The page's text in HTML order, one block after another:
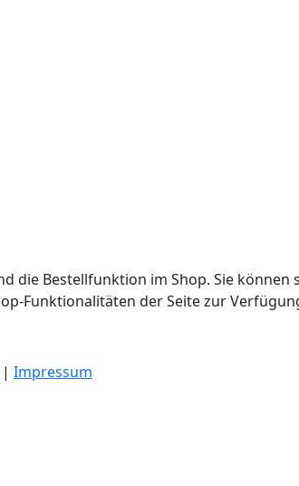
Bestellfunktion im Shop. Sie können
Funktionalitäten der Seite zur
| Impressum